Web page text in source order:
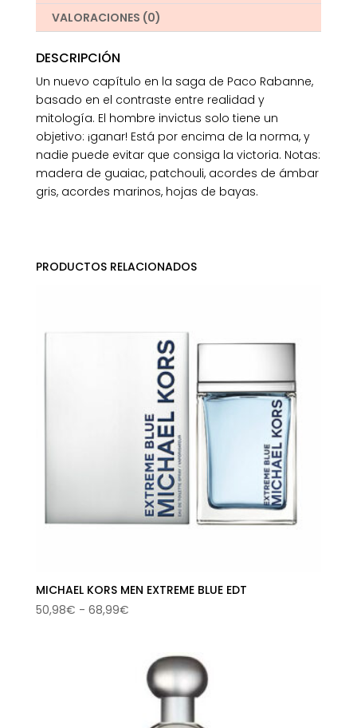
VALORACIONES (0)
DESCRIPCIÓN
Un nuevo capítulo en la saga de Paco Rabanne,
basado en el contraste entre realidad y
mitología. El hombre invictus solo tiene un
objetivo: ¡ganar! Está por encima de la norma, y
nadie puede evitar que consiga la victoria. Notas:
madera de guaiac, patchouli, acordes de ámbar
gris, acordes marinos, hojas de bayas.
PRODUCTOS RELACIONADOS
MICHAEL KORS MEN EXTREME BLUE EDT
50,98€ - 68,99€Rango
desde
50,98€
hasta
68,99€